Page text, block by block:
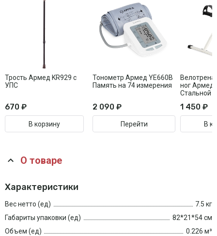
Трость Армед KR929 с
УПС
670 ₽
В корзину
Тонометр Армед YE660B
Память на 74 измерения
2 090 ₽
Перейти
ног Армед
Стальной
1 450 ₽
В
О товаре
Характеристики
Вес нетто (ед)
7.5 кг
Габариты упаковки (ед)
82*21*54 см
Объем (ед)
0.226 м³